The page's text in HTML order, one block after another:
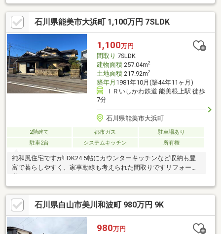
石川県能美市大浜町 1,100万円 7SLDK
1,100万円
間取り 7SLDK
建物面積257.04m2
土地面積217.92m2
築年月 1981年10月(築44年11ヶ月)
ＩＲいしかわ鉄道 能美根上駅 徒歩
7分
石川県能美市大浜町
2階建て 都市ガス
駐車場あり
駐車2台
システムキッチン 所有権
純和風住宅ですがLDK24.5帖にカウンターキッチンなど収納も豊
富で暮らしやすく、家事動線も考えられた間取りですリフォーム
必要です
石川県白山市美川和波町 980万円 9K
980万円